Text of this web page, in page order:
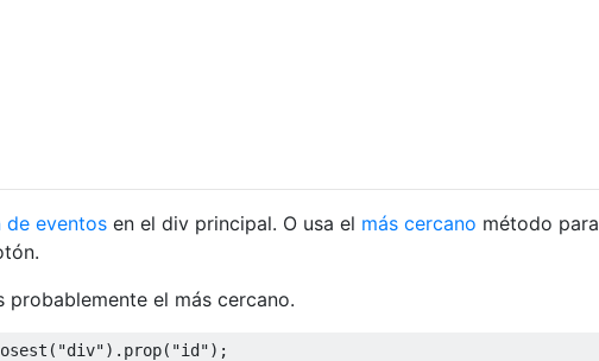
de eventos en el div principal. O usa el más cercano método para
probablemente el más cercano.
( "div"). prop( "id");